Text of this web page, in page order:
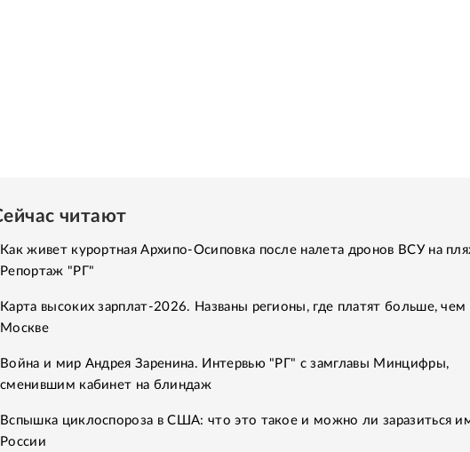
читают
Как живет курортная Архипо-Осиповка после налета дронов ВСУ на
Репортаж "РГ"
Карта высоких зарплат-2026. Названы регионы, где платят больше, чем
Москве
Война и мир Андрея Заренина. Интервью "РГ" с замглавы Минцифры,
сменившим кабинет на блиндаж
Вспышка циклоспороза в США: что это такое и можно ли заразиться
России